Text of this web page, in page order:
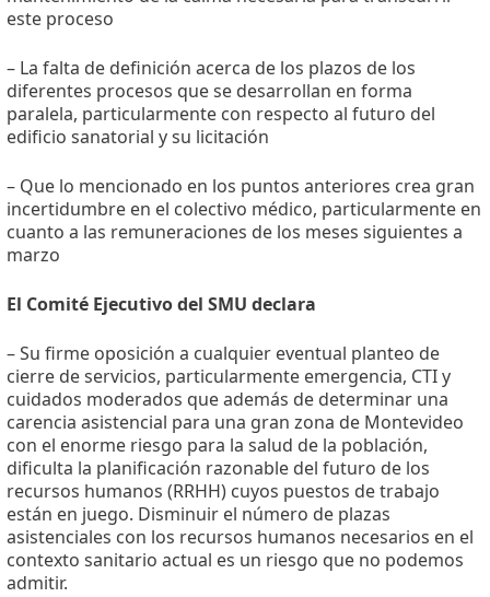
este proceso
– La falta de definición acerca de los plazos de los
diferentes procesos que se desarrollan en forma
paralela, particularmente con respecto al futuro del
edificio sanatorial y su licitación
– Que lo mencionado en los puntos anteriores crea gran
incertidumbre en el colectivo médico, particularmente en
cuanto a las remuneraciones de los meses siguientes a
marzo
El Comité Ejecutivo del SMU declara
– Su firme oposición a cualquier eventual planteo de
cierre de servicios, particularmente emergencia, CTI y
cuidados moderados que además de determinar una
carencia asistencial para una gran zona de Montevideo
con el enorme riesgo para la salud de la población,
dificulta la planificación razonable del futuro de los
recursos humanos (RRHH) cuyos puestos de trabajo
están en juego. Disminuir el número de plazas
asistenciales con los recursos humanos necesarios en el
contexto sanitario actual es un riesgo que no podemos
admitir.